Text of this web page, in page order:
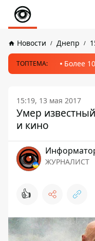
Новости Днепр
ТОПТЕМА: Более
15:19, 13 мая 2017
Умер
и кино
ЖУРНАЛИСТ
👍